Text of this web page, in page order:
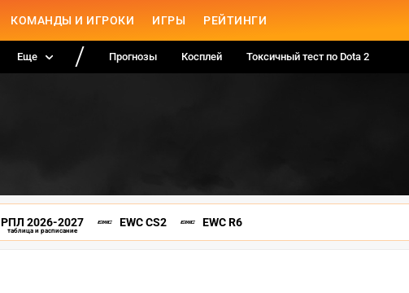
КОМАНДЫ И ИГРОКИ ИГРЫ РЕЙТИНГИ
Еще Прогнозы Косплей Токсичный тест по Dota 2
РПЛ 2026-2027
таблица и расписание
EWC CS2 EWC R6